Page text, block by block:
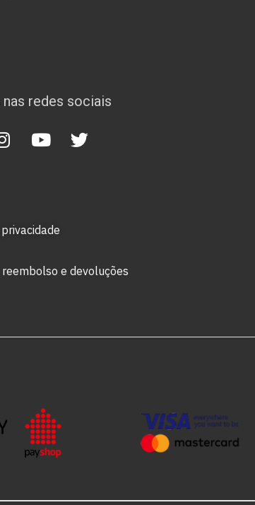
nas redes sociais
e devoluções